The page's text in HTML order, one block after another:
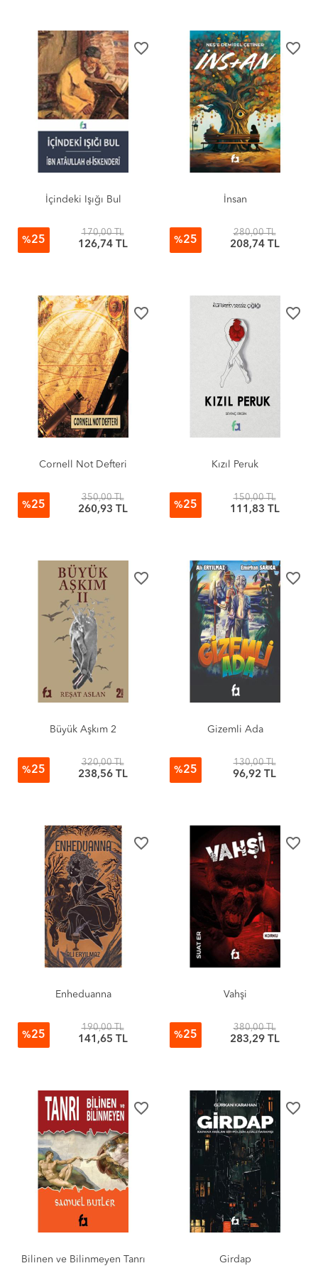
favorite_border
İçindeki Işığı Bul
%25
170,00 TL
126,74 TL
favorite_border
İnsan
%25
280,00 TL
208,74 TL
favorite_border
Cornell Not Defteri
%25
350,00 TL
260,93 TL
favorite_border
Kızıl Peruk
%25
150,00 TL
111,83 TL
favorite_border
Büyük Aşkım 2
%25
320,00 TL
238,56 TL
favorite_border
Gizemli Ada
%25
130,00 TL
96,92 TL
favorite_border
Enheduanna
%25
190,00 TL
141,65 TL
favorite_border
Vahşi
%25
380,00 TL
283,29 TL
favorite_border
Bilinen ve Bilinmeyen Tanrı
favorite_border
Girdap